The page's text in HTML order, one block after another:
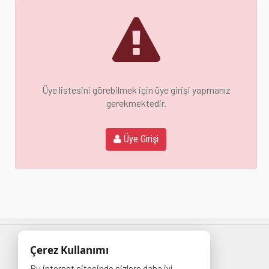
Üye listesini görebilmek için üye girişi yapmanız
gerekmektedir.
Üye Girişi
Çerez Kullanımı